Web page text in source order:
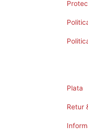
Plata
Retur